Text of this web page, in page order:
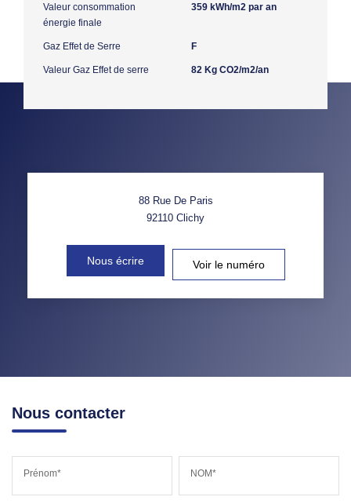
Valeur consommation
énergie finale
359 kWh/m2 par an
Gaz Effet de Serre F
Valeur Gaz Effet de serre 82 Kg CO2/m2/an
88 Rue De Paris
92110 Clichy
Nous écrire Voir le numéro
Nous contacter
Prénom* NOM*